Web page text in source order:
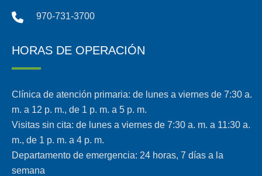
970-731-3700
HORAS DE OPERACIÓN
Clínica de atención primaria: de lunes a viernes de 7:30 a.
m. a 12 p. m., de 1 p. m. a 5 p. m.
Visitas sin cita: de lunes a viernes de 7:30 a. m. a 11:30 a.
m., de 1 p. m. a 4 p. m.
Departamento de emergencia: 24 horas, 7 días a la
semana